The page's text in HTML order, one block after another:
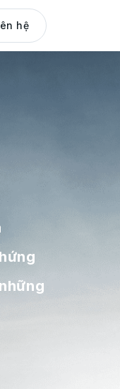
hệ